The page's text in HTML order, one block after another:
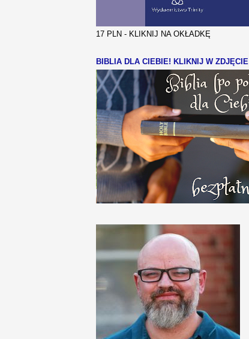
17 PLN - KLIKNIJ NA OKŁADKĘ
BIBLIA DLA CIEBIE! KLIKNIJ W ZDJĘCIE